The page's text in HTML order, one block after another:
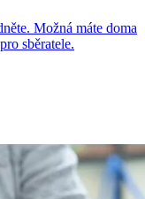
Možná máte doma
sběratele.